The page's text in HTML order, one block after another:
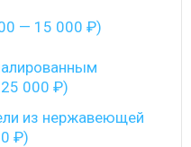
— 15 000 ₽)
000 ₽)
из нержавеющей
₽)